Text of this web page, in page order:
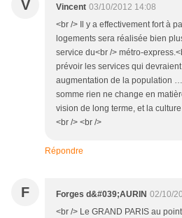
V Vincent 03/10/2012 14:08
<br /> Il y a effectivement fort à
logements sera réalisée bien
service du<br /> métro-
prévoir les services qui
augmentation de la population
somme rien ne change en
vision de long terme, et la
<br /> <br />
Répondre
F Forges d&#039;AURIN 02/10/
<br /> Le GRAND PARIS au